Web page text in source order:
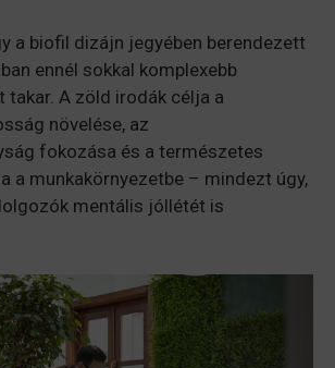
a biofil dizájn jegyében berendezett
ennél sokkal komplexebb
A zöld irodák célja a
növelése, az
fokozása és a természetes
a munkakörnyezetbe – mindezt úgy,
mentális jóllétét is